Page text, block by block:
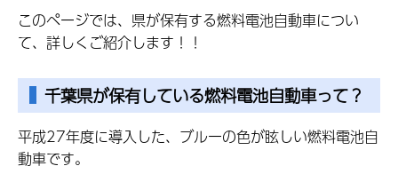
このページでは、県が保有する燃料電池自動車につい
て、詳しくご紹介します！！
千葉県が保有している燃料電池自動車って？
平成27年度に導入した、ブルーの色が眩しい燃料電池自
動車です。